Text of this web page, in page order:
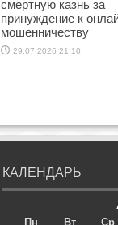
смертную казнь за
принуждение к
мошенничеству
29.07.2026 21:10
КАЛЕНДАРЬ
Пн
Вт Ср